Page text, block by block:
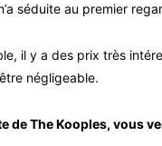
séduite au premier
il y a des prix très
négligeable.
de The Kooples, vous